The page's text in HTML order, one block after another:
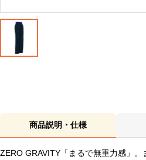
商品説明・仕様
ZERO GRAVITY「まるで無重力感」